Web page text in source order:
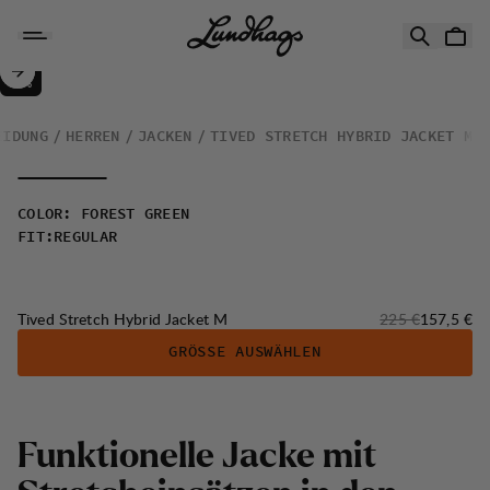
Tived Stretch Hybrid Jacket M
VERKAUF
30%
HERREN JACKEN TIVED STRETCH HYBRID JACKET M
COLOR :
FOREST GREEN
FIT: REGULAR
Tived Stretch Hybrid Jacket M Originalpreis:
225 €157,5 €
GRÖSSE AUSWÄHLEN
Funktionelle Jacke mit